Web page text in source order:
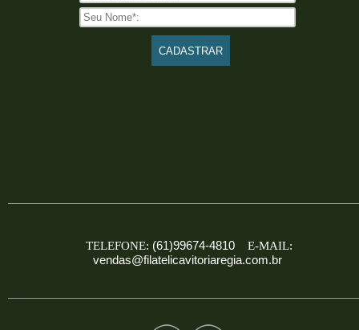
TELEFONE: (61)99674-4810 E-MAIL:
vendas@filatelicavitoriaregia.com.br